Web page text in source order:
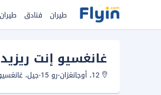
طيران فنادق
غانغسيو إنت